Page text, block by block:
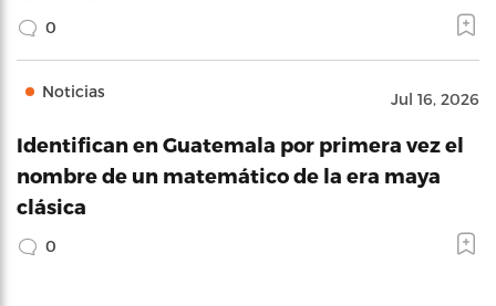
0
Noticias Jul 16, 2026
Identifican en Guatemala por primera vez el
nombre de un matemático de la era maya
clásica
0